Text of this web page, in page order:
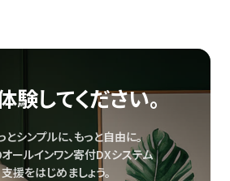
験してください。
シンプルに、もっと自由に。
ールインワン寄付DXシステム
支援をはじめましょう。